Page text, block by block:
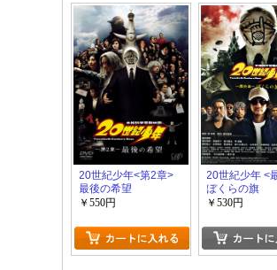
20世紀少年<第2章>
最後の希望
￥550円
20世紀少年 <
ぼくらの旗
￥530円